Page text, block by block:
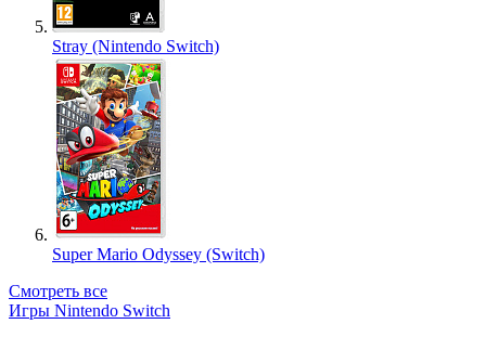
Stray (Nintendo Switch)
Super Mario Odyssey (Switch)
Смотреть все
Игры Nintendo Switch